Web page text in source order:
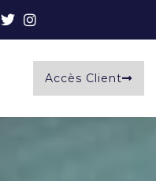
Accès Client